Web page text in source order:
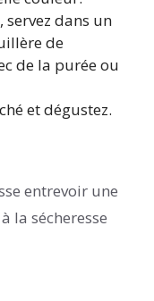
dans un
de
de la purée ou
et dégustez.
entrevoir une
la sécheresse